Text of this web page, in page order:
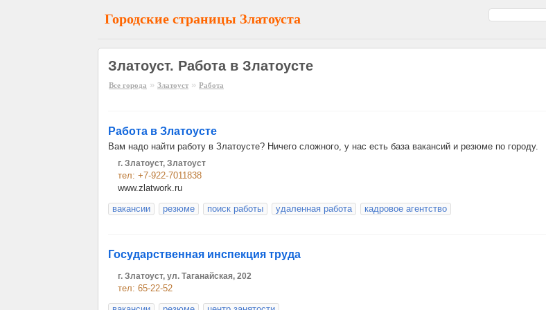
Городские страницы Златоуста
Златоуст. Работа в Златоусте
Все города » Златоуст » Работа
Работа в Златоусте
Вам надо найти работу в Златоусте? Ничего сложного, у нас есть база вакансий и резюме по городу.
г. Златоуст, Златоуст
тел: +7-922-7011838
www.zlatwork.ru
вакансии
резюме поиск работы удаленная работа кадровое агентство
Государственная инспекция труда
г. Златоуст, ул. Таганайская, 202
тел: 65-22-52